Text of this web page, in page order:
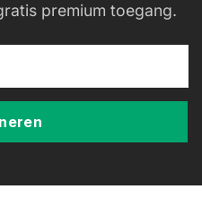
premium toegang.